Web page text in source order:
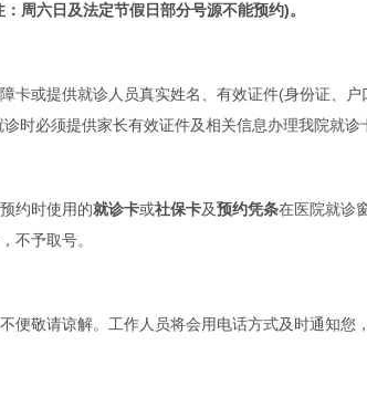
：周六日及法定节假日部分号源不能预约)。
或提供就诊人员真实姓名、有效证件(身份证、户
时必须提供家长有效证件及相关信息办理我院就诊
约时使用的就诊卡或社保卡及预约凭条在医院就诊
不予取号。
敬请谅解。工作人员将会用电话方式及时通知您